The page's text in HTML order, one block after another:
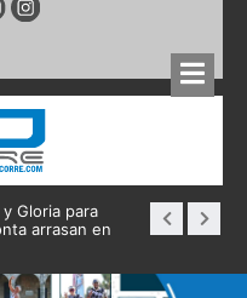
y Gloria para
arrasan en